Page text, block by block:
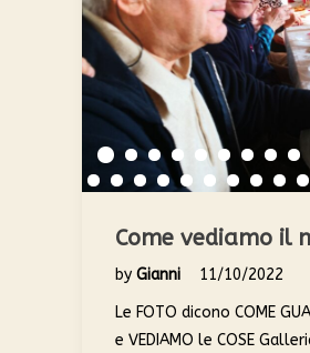
Come vediamo il
by Gianni
11/10/2022
Le FOTO dicono COME
e VEDIAMO le COSE